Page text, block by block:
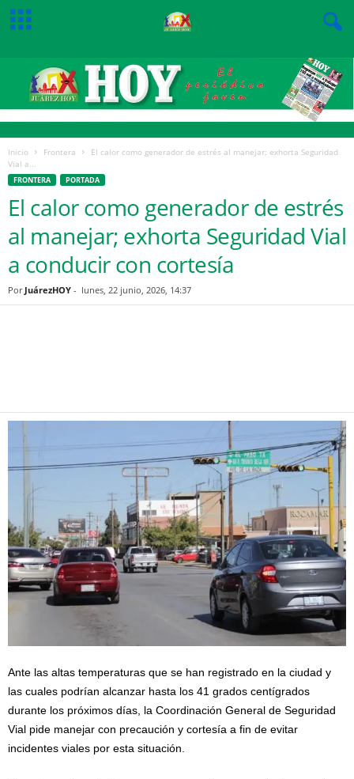
Inicio Frontera
El calor como generador de estrés al manejar; exhorta Seguridad
Vial a...
FRONTERA PORTADA
El calor como generador de estrés
al manejar; exhorta Seguridad Vial
a conducir con cortesía
Por JuárezHOY - lunes, 22 junio, 2026, 14:37
Ante las altas temperaturas que se han registrado en la ciudad y
las cuales podrían alcanzar hasta los 41 grados centígrados
durante los próximos días, la Coordinación General de Seguridad
Vial pide manejar con precaución y cortesía a fin de evitar
incidentes viales por esta situación.